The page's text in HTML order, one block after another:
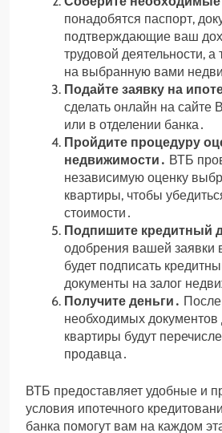
понадобятся паспорт,
подтверждающие ваш
трудовой деятельности,
на выбранную вами
Подайте заявку на
сделать онлайн на сайте
или в отделении банка․
Пройдите процедуру
недвижимости․ ВТБ
независимую оценку
квартиры, чтобы
стоимости․
Подпишите кредитный
одобрения вашей заявки
будет подписать
документы на залог
Получите деньги․
необходимых документов
квартиры будут
продавца․
ВТБ предоставляет удобные и
условия ипотечного
банка помогут вам на каждом